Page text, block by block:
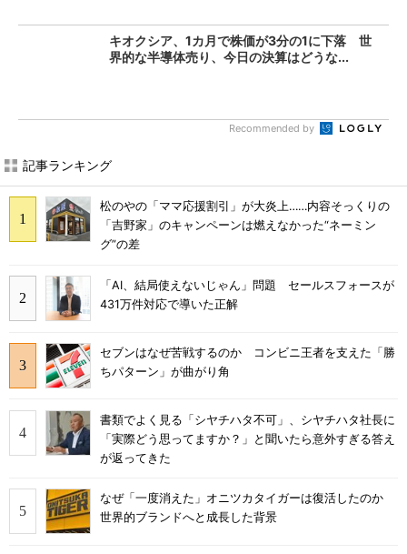
キオクシア、1カ月で株価が3分の1に下落 世
界的な半導体売り、今日の決算はどうな...
Recommended by
記事ランキング
松のやの「ママ応援割引」が大炎上……内容そっくりの
「吉野家」のキャンペーンは燃えなかった“ネーミン
グ”の差
「AI、結局使えないじゃん」問題 セールスフォースが
431万件対応で導いた正解
セブンはなぜ苦戦するのか コンビニ王者を支えた「勝
ちパターン」が曲がり角
書類でよく見る「シヤチハタ不可」、シヤチハタ社長に
「実際どう思ってますか？」と聞いたら意外すぎる答え
が返ってきた
なぜ「一度消えた」オニツカタイガーは復活したのか
世界的ブランドへと成長した背景